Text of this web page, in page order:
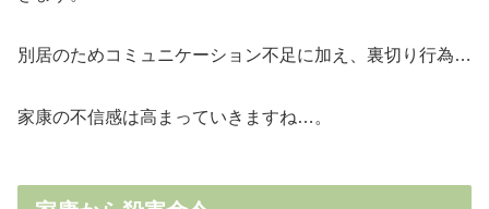
別居のためコミュニケーション不足に加え、裏切り行為…
家康の不信感は高まっていきますね…。